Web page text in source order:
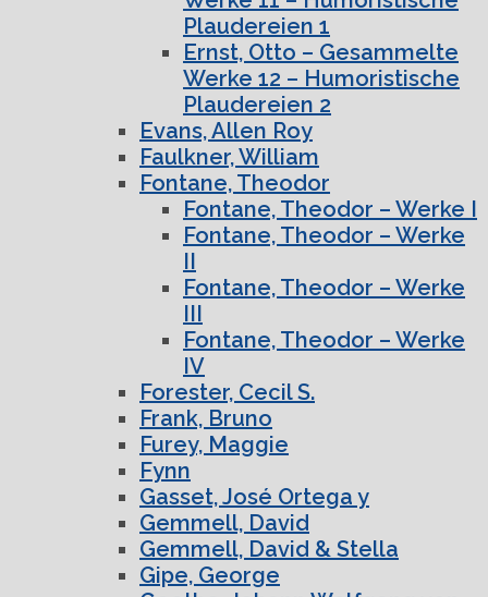
Plaudereien 1
Ernst, Otto – Gesammelte
Werke 12 – Humoristische
Plaudereien 2
Evans, Allen Roy
Faulkner, William
Fontane, Theodor
Fontane, Theodor – Werke I
Fontane, Theodor – Werke
II
Fontane, Theodor – Werke
III
Fontane, Theodor – Werke
IV
Forester, Cecil S.
Frank, Bruno
Furey, Maggie
Fynn
Gasset, José Ortega y
Gemmell, David
Gemmell, David & Stella
Gipe, George